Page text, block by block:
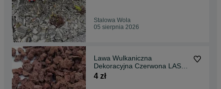
Stalowa Wola
05 sierpnia 2026
Lawa Wulkaniczna
Dekoracyjna Czerwona LAS W
SŁOIKU 10-20mm 1KG
4 zł